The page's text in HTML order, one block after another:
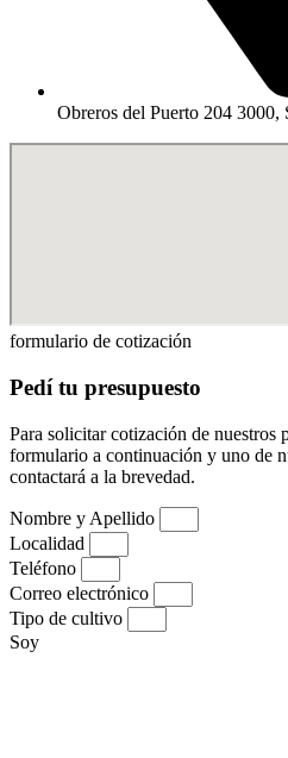
Obreros del Puerto 204 3000,
formulario de cotización
Pedí tu presupuesto
Para solicitar cotización de nuestros
formulario a continuación y uno de
contactará a la brevedad.
Nombre y Apellido
Localidad
Teléfono
Correo electrónico
Tipo de cultivo
Soy